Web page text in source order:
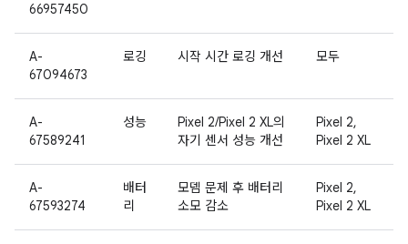
66957450
A-
67094673
로깅 시작 시간 로깅 개선 모두
A-
67589241
성능
Pixel 2/Pixel 2 XL의
자기 센서 성능 개선
Pixel 2,
Pixel 2 XL
A-
67593274
배터
리
모뎀 문제 후 배터리
소모 감소
Pixel 2,
Pixel 2 XL